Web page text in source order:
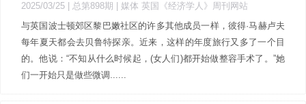
2025/03/25 | 总第898期
| 媒体 英国《经济学人》周刊网站
与英国波士顿郊区黎巴嫩社区的许多其他成员一样，彼得·马赫卢夫
每年夏天都会去贝鲁特探亲。近来，这样的年度旅行又多了一个目
的。他说：“不知从什么时候起，(女人们)都开始做整容手术了。”她
们一开始只是做些微调......